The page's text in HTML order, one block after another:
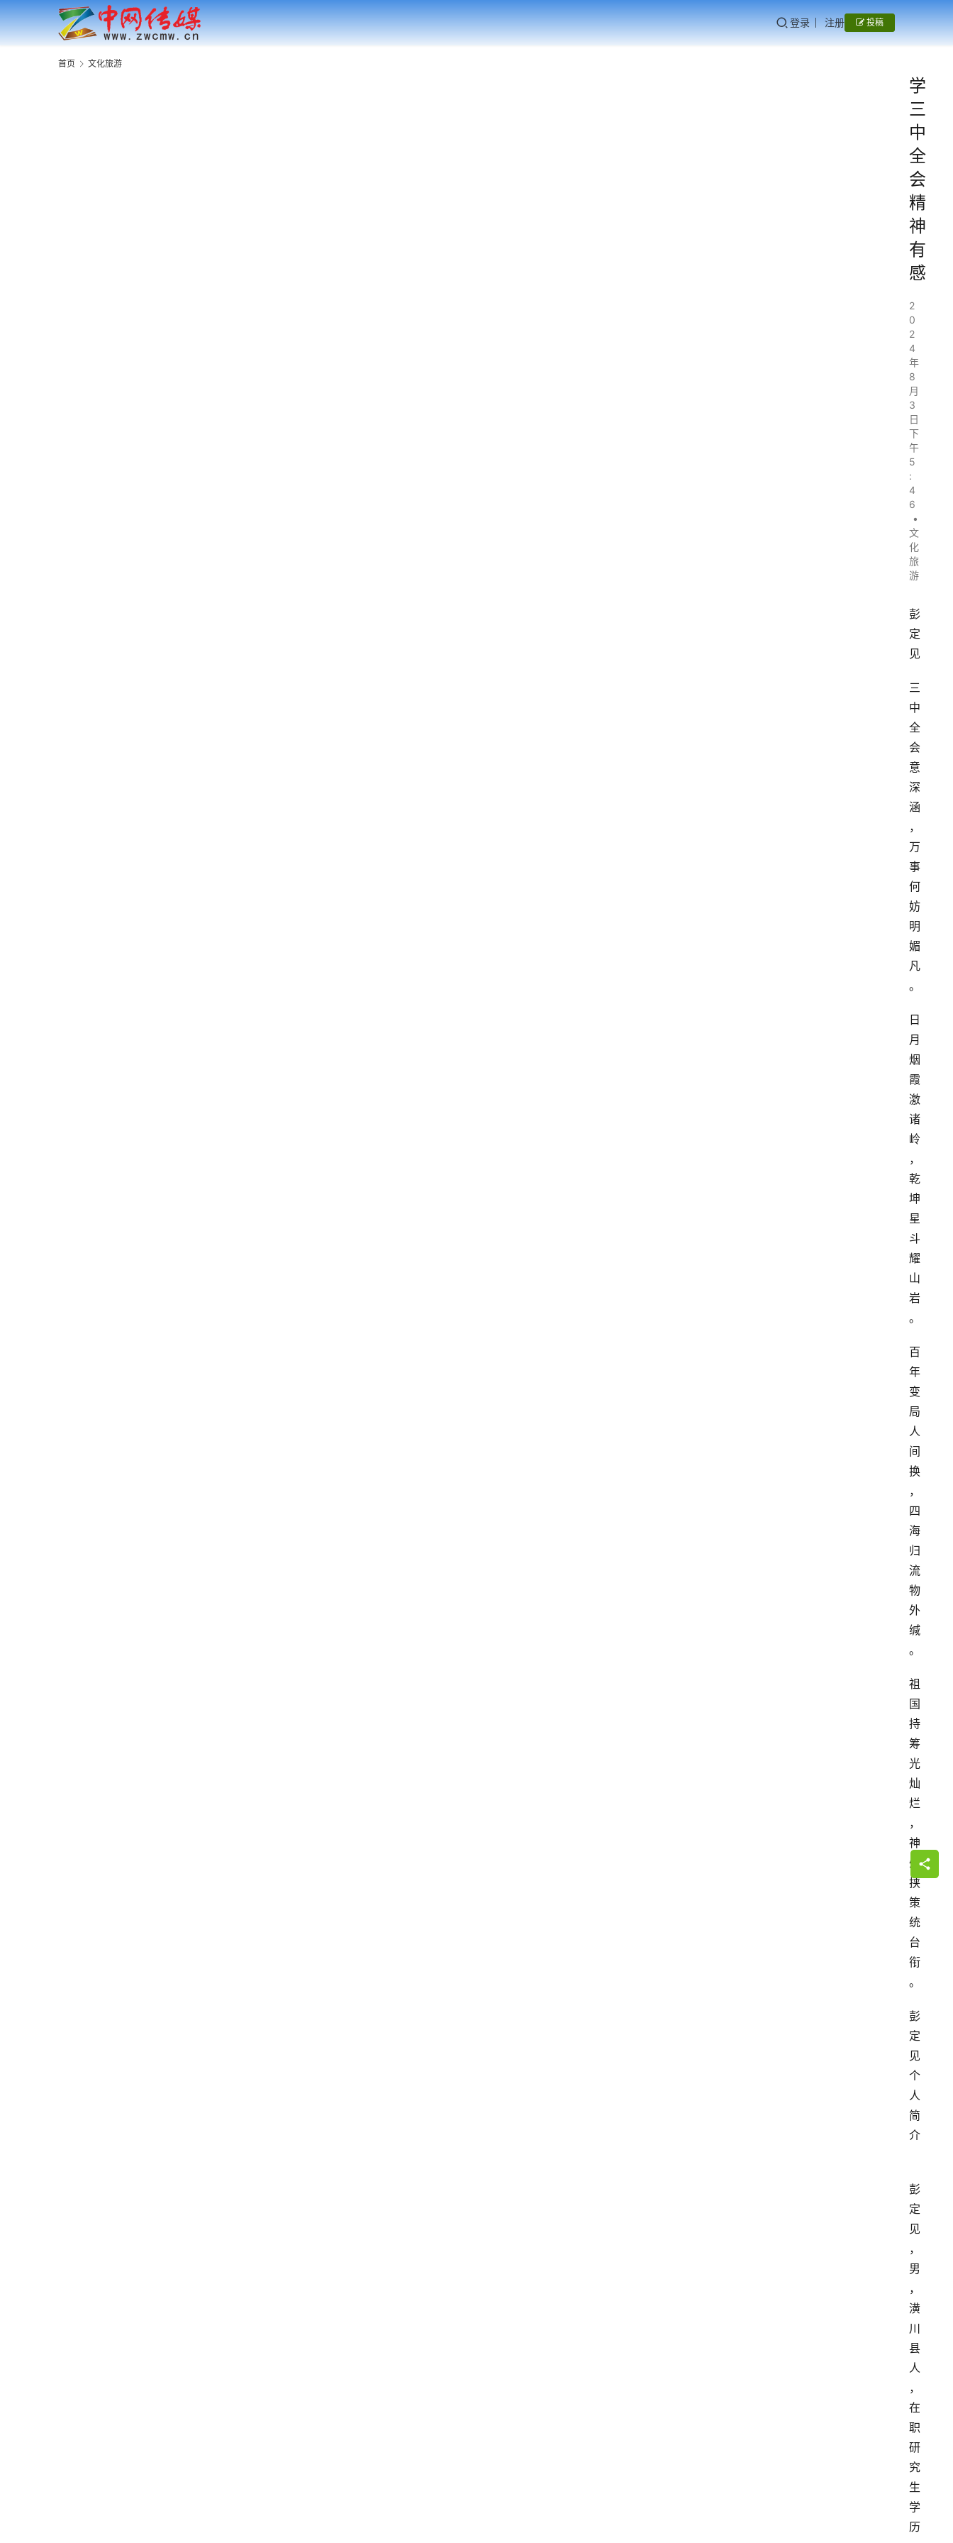
登录 注册 投稿
首页 文化旅游
学
三
中
全
会
精
神
有
感
2
0
2
4
年
8
月
3
日
下
午
5
:
4
6
•
文
化
旅
游
彭
定
见
三
中
全
会
意
深
涵
，
万
事
何
妨
明
媚
凡
。
日
月
烟
霞
激
诸
岭
，
乾
坤
星
斗
耀
山
岩
。
百
年
变
局
人
间
换
，
四
海
归
流
物
外
缄
。
祖
国
持
筹
光
灿
烂
，
神
州
挟
策
统
台
衔
。
彭
定
见
个
人
简
介
彭
定
见
，
男
，
潢
川
县
人
，
在
职
研
究
生
学
历